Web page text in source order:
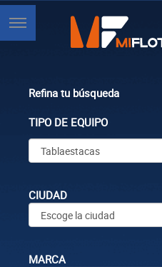
Refina tu búsqueda
TIPO DE EQUIPO
CIUDAD
MARCA